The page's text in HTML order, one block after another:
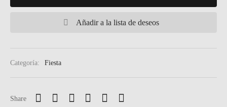
Añadir a la lista de deseos
Categoría: Fiesta
Share